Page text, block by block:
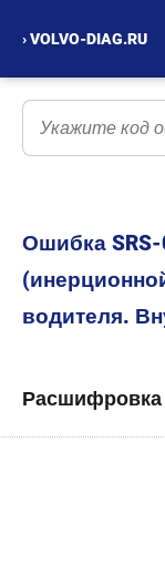
› VOLVO-DIAG.RU
Ошибка SRS-
водителя.